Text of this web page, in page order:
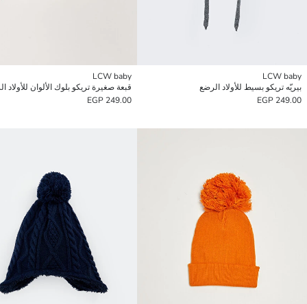
LCW baby
بيريّه تريكو بسيط للأولاد الرضع
249.00 EGP
LCW baby
قبعة صغيرة تريكو بلوك الألوان للأولاد
249.00 EGP